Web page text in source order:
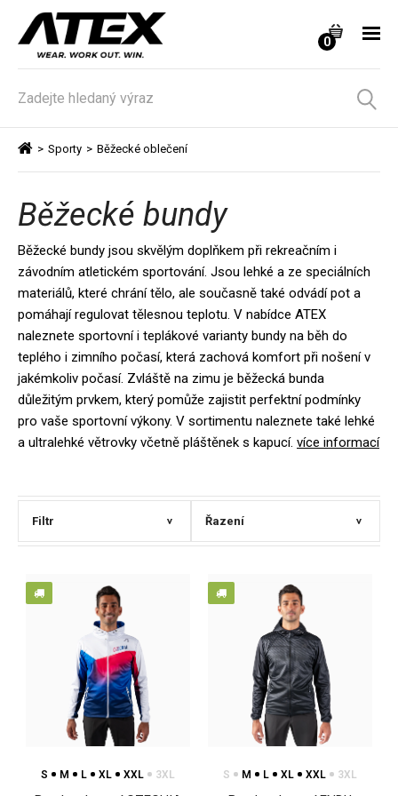
0
> Sporty > Běžecké oblečení
Běžecké bundy
Běžecké bundy jsou skvělým doplňkem při rekreačním i
závodním atletickém sportování. Jsou lehké a ze speciálních
materiálů, které chrání tělo, ale současně také odvádí pot a
pomáhají regulovat tělesnou teplotu. V nabídce ATEX
naleznete sportovní i teplákové varianty bundy na běh do
teplého i zimního počasí, která zachová komfort při nošení v
jakémkoliv počasí. Zvláště na zimu je běžecká bunda
důležitým prvkem, který pomůže zajistit perfektní podmínky
pro vaše sportovní výkony. V sortimentu naleznete také lehké
a ultralehké větrovky včetně pláštěnek s kapucí. více informací
Filtr > Řazení >
S M L XL XXL 3XL S M L XL XXL 3XL